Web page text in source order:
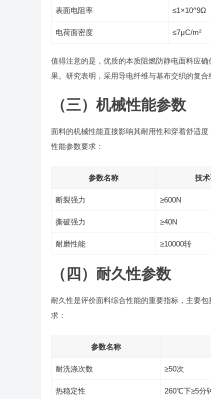
表面电阻率 ≤1×10^9Ω
电荷面密度 ≤7μC/m²
值得注意的是，优质的本质阻燃防静电面料应
果。研究表明，采用导电纤维与基布交织的复
（三）机械性能参数
面料的机械性能直接影响其耐用性和穿着舒适
性能参数要求：
参数名称 技
断裂强力 ≥600N
撕破强力 ≥40N
耐磨性能 ≥10000转
（四）耐久性参数
耐久性是评价面料综合性能的重要指标，主要
求：
参数名称
耐洗涤次数 ≥50次
热稳定性 260℃下≥5分